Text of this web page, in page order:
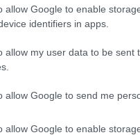
allow Google to enable
identifiers in apps.
allow my user data to be sent
allow Google to send me
allow Google to enable
Esse risco é
pela seguinte
– Taxa Livre de
a retornos potenciais